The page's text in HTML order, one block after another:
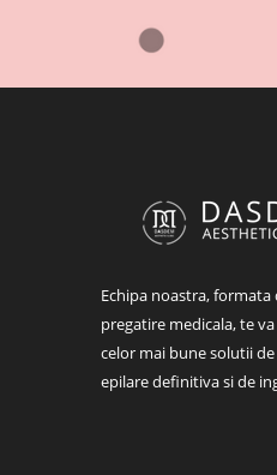
Echipa noastra, formata
pregatire medicala, te
celor mai bune solutii
epilare definitiva si de